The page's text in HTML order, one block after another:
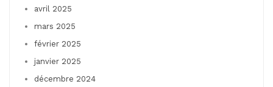
avril 2025
mars 2025
février 2025
janvier 2025
décembre 2024